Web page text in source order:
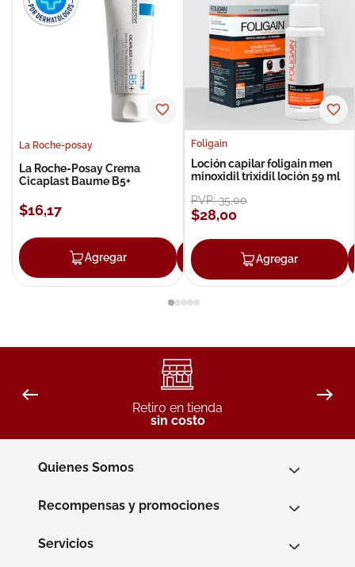
La Roche-posay
La Roche-Posay Crema
Cicaplast Baume B5+
$16,17
Agregar Agregar
Foligain
Loción capilar foligain men
minoxidil trixidil loción 59 ml
PVP:35,00
$28,00
Agregar
Retiro en tienda
sin costo
Quienes Somos
Recompensas y promociones
Servicios